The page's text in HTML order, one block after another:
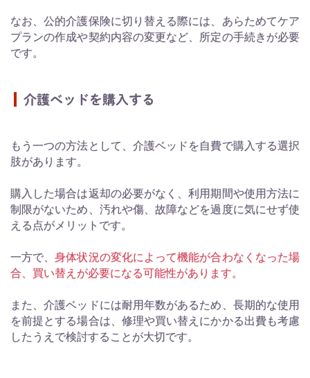
なお、公的介護保険に切り替える際には、あらためてケア
プランの作成や契約内容の変更など、所定の手続きが必要
です。
介護ベッドを購入する
もう一つの方法として、介護ベッドを自費で購入する選択
肢があります。
購入した場合は返却の必要がなく、利用期間や使用方法に
制限がないため、汚れや傷、故障などを過度に気にせず使
える点がメリットです。
一方で、身体状況の変化によって機能が合わなくなった場
合、買い替えが必要になる可能性があります。
また、介護ベッドには耐用年数があるため、長期的な使用
を前提とする場合は、修理や買い替えにかかる出費も考慮
したうえで検討することが大切です。